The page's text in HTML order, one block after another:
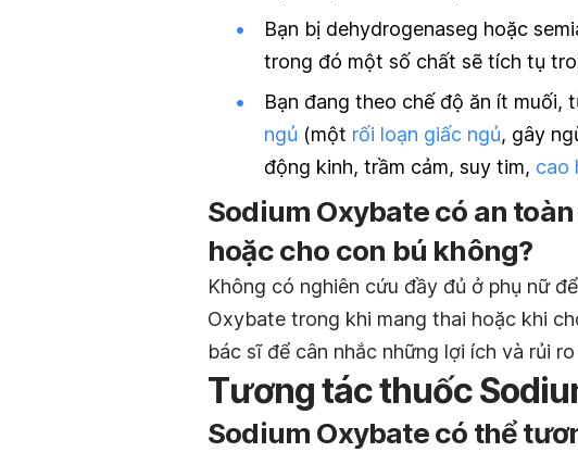
Bạn bị dehydrogenaseg hoặc
trong đó một số chất sẽ tích tụ
Bạn đang theo chế độ ăn ít muối,
ngủ (một rối loạn giấc ngủ, gây
động kinh, trầm cảm, suy tim, cao
Sodium Oxybate có an
hoặc cho con bú không?
Không có nghiên cứu đầy đủ ở phụ nữ
Oxybate trong khi mang thai hoặc khi
bác sĩ để cân nhắc những lợi ích và rủi
Tương tác thuốc
Sodium Oxybate có thể